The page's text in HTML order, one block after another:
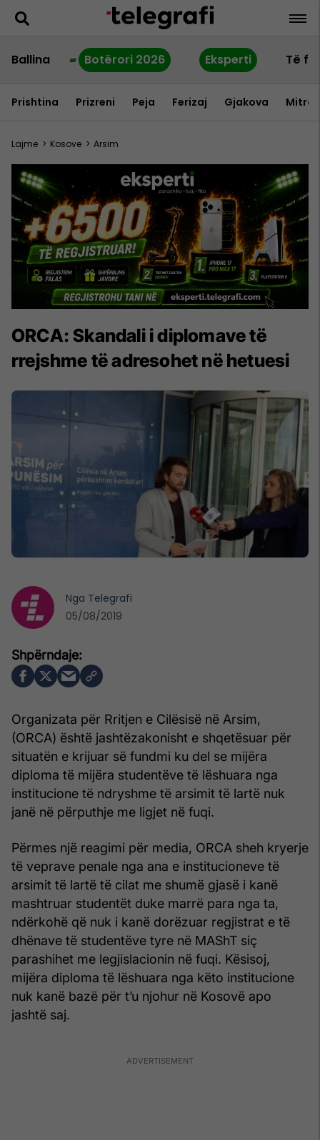
Ballina Botërori 2026 Eksperti Të
Prishtina Prizreni Peja Ferizaj Gjakova
Lajme > Kosove > Arsim
ORCA: Skandali i diplomave të
rrejshme të adresohet në hetuesi
Organizata për Rritjen e Cilësisë në Arsim,
(ORCA) është jashtëzakonisht e shqetësuar për
situatën e krijuar së fundmi ku del se mijëra
diploma të mijëra studentëve të lëshuara nga
institucione të ndryshme të arsimit të lartë nuk
janë në përputhje me ligjet në fuqi.
Përmes një reagimi për media, ORCA sheh kryerje
të veprave penale nga ana e institucioneve të
arsimit të lartë të cilat me shumë gjasë i kanë
mashtruar studentët duke marrë para nga ta,
ndërkohë që nuk i kanë dorëzuar regjistrat e të
dhënave të studentëve tyre në MAShT siç
parashihet me legjislacionin në fuqi. Kësisoj,
mijëra diploma të lëshuara nga këto institucione
nuk kanë bazë për t’u njohur në Kosovë apo
jashtë saj.
Nga Telegrafi
05/08/2019